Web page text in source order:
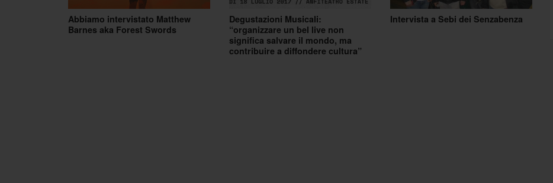
Abbiamo intervistato Matthew
Barnes aka Forest Swords
Degustazioni Musicali:
“organizzare un bel live non
significa salvare il mondo, ma
contribuire a diffondere cultura”
Intervista a Sebi dei Senzabenza